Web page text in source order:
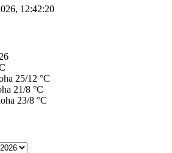
, 12:42:20
25/12 °C
21/8 °C
23/8 °C